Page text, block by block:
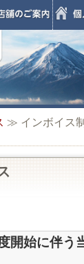
≫ インボイス
開始に伴う